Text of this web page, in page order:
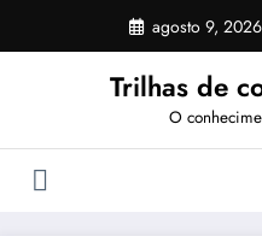
o
agosto 9, 2026
Trilhas de
O